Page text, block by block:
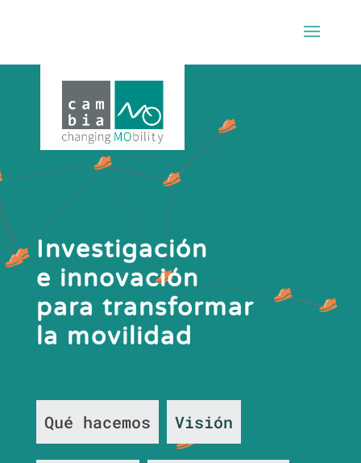
Investigación
e innovación
para transformar
la movilidad
Qué hacemos Visión